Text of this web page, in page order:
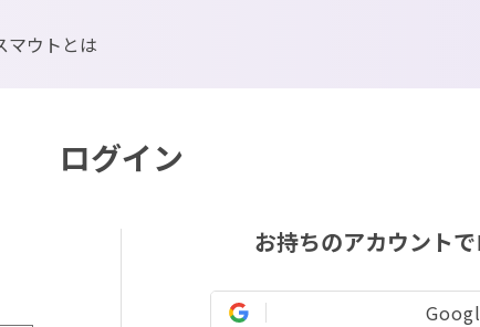
ログイン
お持ちのアカウント
マウトとは